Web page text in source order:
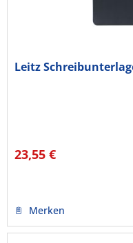
Leitz
23,55 €
Merken